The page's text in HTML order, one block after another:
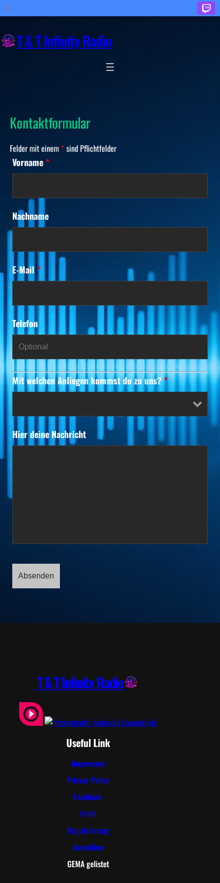
Inhalt
springenT & T Infinity Radio
Kontaktformular
Felder mit einem * sind Pflichtfelder
Vorname *
Nachname
E-Mail *
Telefon
Mit welchen Anliegen kommst du zu uns?*
Hier deine Nachricht
T & T Infinity Radio
Useful Link
Impressum
Privacy Policy
Feedback
Profil
Registrierung
Anmelden
GEMA gelistet